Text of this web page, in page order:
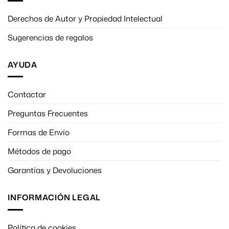
Derechos de Autor y Propiedad Intelectual
Sugerencias de regalos
AYUDA
Contactar
Preguntas Frecuentes
Formas de Envío
Métodos de pago
Garantías y Devoluciones
INFORMACIÓN LEGAL